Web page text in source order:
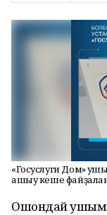
«Госуслуги Дом»
ашыу кеше
Ошондай